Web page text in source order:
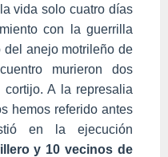
vida solo cuatro días
con la guerrilla
anejo motrileño de
murieron dos
A la represalia
hemos referido antes
en la ejecución
y 10 vecinos de